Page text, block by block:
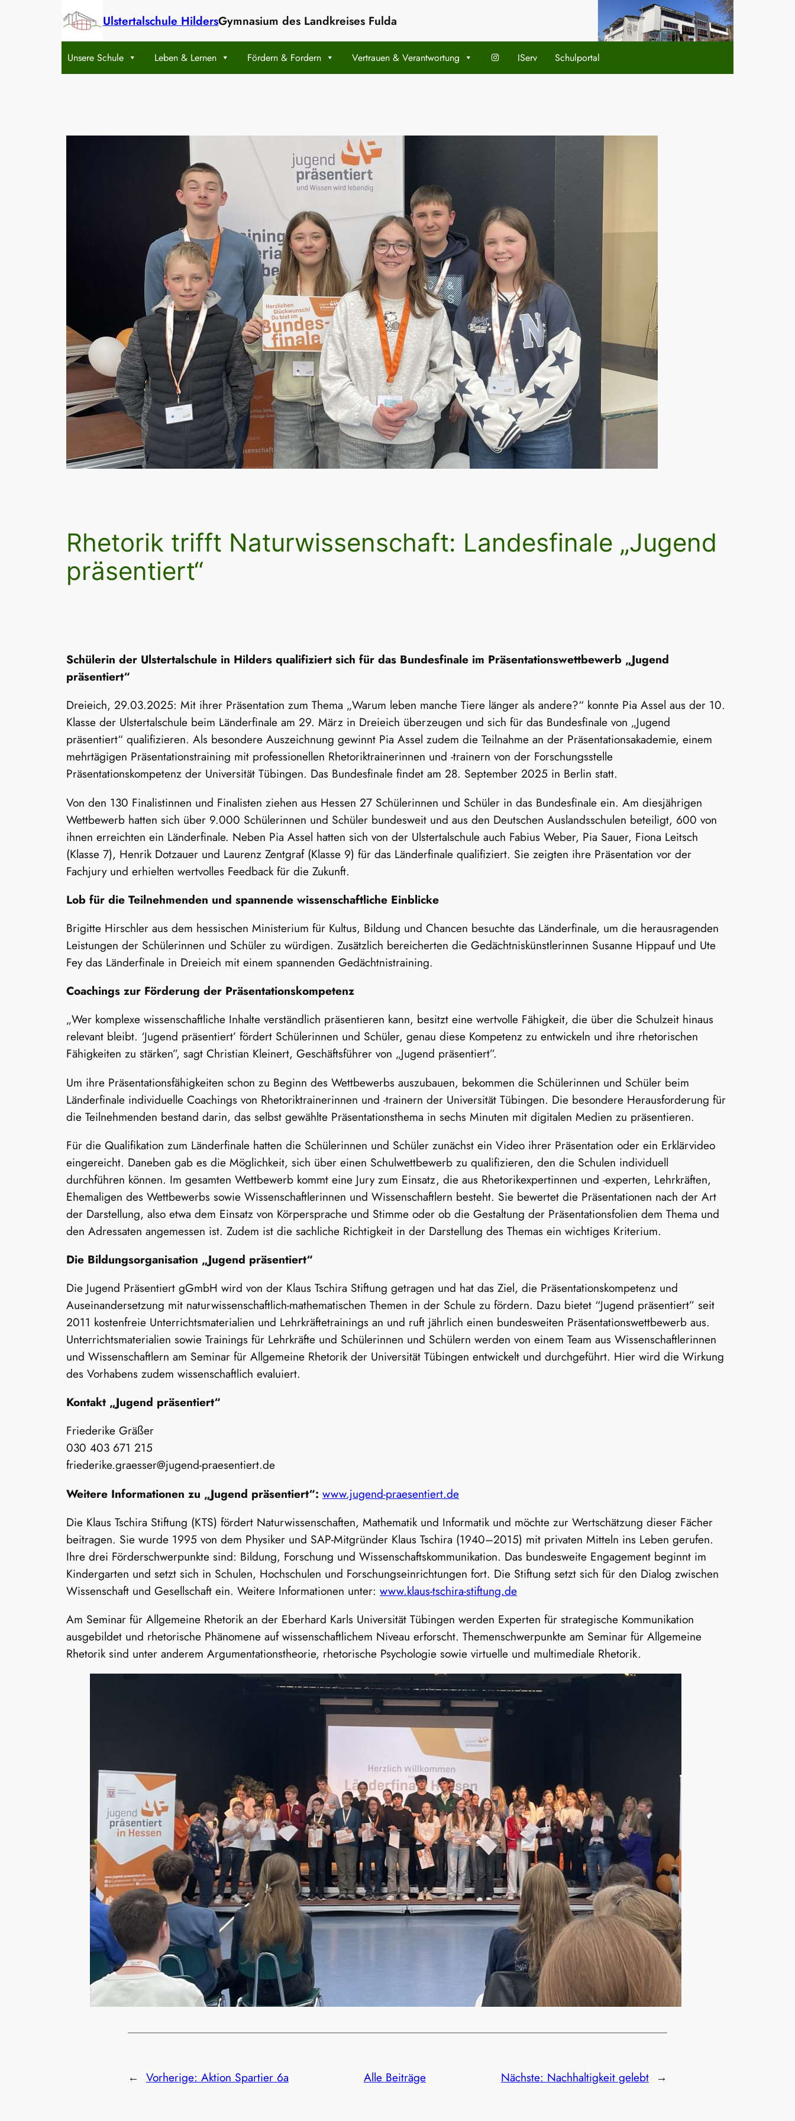
Ulstertalschule HildersGymnasium des Landkreises Fulda
Unsere Schule Leben & Lernen Fördern & Fordern Vertrauen & Verantwortung IServ Schulportal
Rhetorik trifft Naturwissenschaft: Landesfinale „Jugend
präsentiert“
Schülerin der Ulstertalschule in Hilders qualifiziert sich für das Bundesfinale im Präsentationswettbewerb „Jugend
präsentiert“
Dreieich, 29.03.2025: Mit ihrer Präsentation zum Thema „Warum leben manche Tiere länger als andere?“ konnte Pia Assel aus der 10.
Klasse der Ulstertalschule beim Länderfinale am 29. März in Dreieich überzeugen und sich für das Bundesfinale von „Jugend
präsentiert“ qualifizieren. Als besondere Auszeichnung gewinnt Pia Assel zudem die Teilnahme an der Präsentationsakademie, einem
mehrtägigen Präsentationstraining mit professionellen Rhetoriktrainerinnen und -trainern von der Forschungsstelle
Präsentationskompetenz der Universität Tübingen. Das Bundesfinale findet am 28. September 2025 in Berlin statt.
Von den 130 Finalistinnen und Finalisten ziehen aus Hessen 27 Schülerinnen und Schüler in das Bundesfinale ein. Am diesjährigen
Wettbewerb hatten sich über 9.000 Schülerinnen und Schüler bundesweit und aus den Deutschen Auslandsschulen beteiligt, 600 von
ihnen erreichten ein Länderfinale. Neben Pia Assel hatten sich von der Ulstertalschule auch Fabius Weber, Pia Sauer, Fiona Leitsch
(Klasse 7), Henrik Dotzauer und Laurenz Zentgraf (Klasse 9) für das Länderfinale qualifiziert. Sie zeigten ihre Präsentation vor der
Fachjury und erhielten wertvolles Feedback für die Zukunft.
Lob für die Teilnehmenden und spannende wissenschaftliche Einblicke
Brigitte Hirschler aus dem hessischen Ministerium für Kultus, Bildung und Chancen besuchte das Länderfinale, um die herausragenden
Leistungen der Schülerinnen und Schüler zu würdigen. Zusätzlich bereicherten die Gedächtniskünstlerinnen Susanne Hippauf und Ute
Fey das Länderfinale in Dreieich mit einem spannenden Gedächtnistraining.
Coachings zur Förderung der Präsentationskompetenz
„Wer komplexe wissenschaftliche Inhalte verständlich präsentieren kann, besitzt eine wertvolle Fähigkeit, die über die Schulzeit hinaus
relevant bleibt. ‘Jugend präsentiert’ fördert Schülerinnen und Schüler, genau diese Kompetenz zu entwickeln und ihre rhetorischen
Fähigkeiten zu stärken”, sagt Christian Kleinert, Geschäftsführer von „Jugend präsentiert”.
Um ihre Präsentationsfähigkeiten schon zu Beginn des Wettbewerbs auszubauen, bekommen die Schülerinnen und Schüler beim
Länderfinale individuelle Coachings von Rhetoriktrainerinnen und -trainern der Universität Tübingen. Die besondere Herausforderung für
die Teilnehmenden bestand darin, das selbst gewählte Präsentationsthema in sechs Minuten mit digitalen Medien zu präsentieren.
Für die Qualifikation zum Länderfinale hatten die Schülerinnen und Schüler zunächst ein Video ihrer Präsentation oder ein Erklärvideo
eingereicht. Daneben gab es die Möglichkeit, sich über einen Schulwettbewerb zu qualifizieren, den die Schulen individuell
durchführen können. Im gesamten Wettbewerb kommt eine Jury zum Einsatz, die aus Rhetorikexpertinnen und -experten, Lehrkräften,
Ehemaligen des Wettbewerbs sowie Wissenschaftlerinnen und Wissenschaftlern besteht. Sie bewertet die Präsentationen nach der Art
der Darstellung, also etwa dem Einsatz von Körpersprache und Stimme oder ob die Gestaltung der Präsentationsfolien dem Thema und
den Adressaten angemessen ist. Zudem ist die sachliche Richtigkeit in der Darstellung des Themas ein wichtiges Kriterium.
Die Bildungsorganisation „Jugend präsentiert“
Die Jugend Präsentiert gGmbH wird von der Klaus Tschira Stiftung getragen und hat das Ziel, die Präsentationskompetenz und
Auseinandersetzung mit naturwissenschaftlich-mathematischen Themen in der Schule zu fördern. Dazu bietet “Jugend präsentiert” seit
2011 kostenfreie Unterrichtsmaterialien und Lehrkräftetrainings an und ruft jährlich einen bundesweiten Präsentationswettbewerb aus.
Unterrichtsmaterialien sowie Trainings für Lehrkräfte und Schülerinnen und Schülern werden von einem Team aus Wissenschaftlerinnen
und Wissenschaftlern am Seminar für Allgemeine Rhetorik der Universität Tübingen entwickelt und durchgeführt. Hier wird die Wirkung
des Vorhabens zudem wissenschaftlich evaluiert.
Kontakt „Jugend präsentiert“
Friederike Gräßer
030 403 671 215
friederike.graesser@jugend-praesentiert.de
Weitere Informationen zu „Jugend präsentiert“: www.jugend-praesentiert.de
Die Klaus Tschira Stiftung (KTS) fördert Naturwissenschaften, Mathematik und Informatik und möchte zur Wertschätzung dieser Fächer
beitragen. Sie wurde 1995 von dem Physiker und SAP-Mitgründer Klaus Tschira (1940–2015) mit privaten Mitteln ins Leben gerufen.
Ihre drei Förderschwerpunkte sind: Bildung, Forschung und Wissenschaftskommunikation. Das bundesweite Engagement beginnt im
Kindergarten und setzt sich in Schulen, Hochschulen und Forschungseinrichtungen fort. Die Stiftung setzt sich für den Dialog zwischen
Wissenschaft und Gesellschaft ein. Weitere Informationen unter: www.klaus-tschira-stiftung.de
Am Seminar für Allgemeine Rhetorik an der Eberhard Karls Universität Tübingen werden Experten für strategische Kommunikation
ausgebildet und rhetorische Phänomene auf wissenschaftlichem Niveau erforscht. Themenschwerpunkte am Seminar für Allgemeine
Rhetorik sind unter anderem Argumentationstheorie, rhetorische Psychologie sowie virtuelle und multimediale Rhetorik.
← Vorherige: Aktion Spartier 6a Alle Beiträge Nächste: Nachhaltigkeit gelebt →